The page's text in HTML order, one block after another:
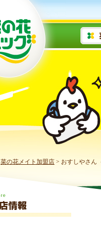
菜の花メイト加盟店 > おすしやさん